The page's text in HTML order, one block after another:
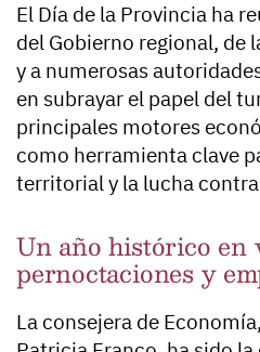
El Día de la Provincia ha
del Gobierno regional, de
y a numerosas
en subrayar el papel del
principales motores
como herramienta clave
territorial y la lucha
Un año histórico en
pernoctaciones y
La consejera de